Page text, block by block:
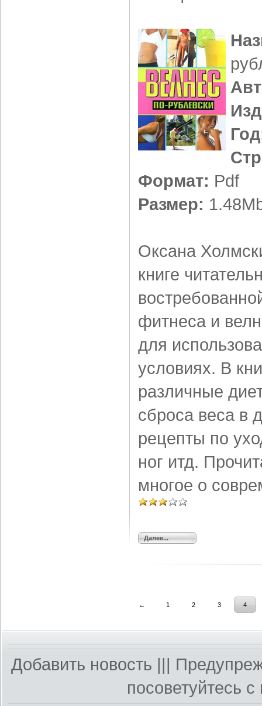
Формат: Pdf
Размер:
Оксана
книге
фитнеса и
для
условиях. В
различные
сброса веса в
рецепты по
ног итд.
многое о
Далее...
← 1 2 3 4
Добавить новость |||
посоветуйтесь